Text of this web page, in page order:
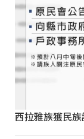
西拉雅族獲民